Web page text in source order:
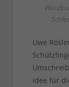
Uwe
Idee für